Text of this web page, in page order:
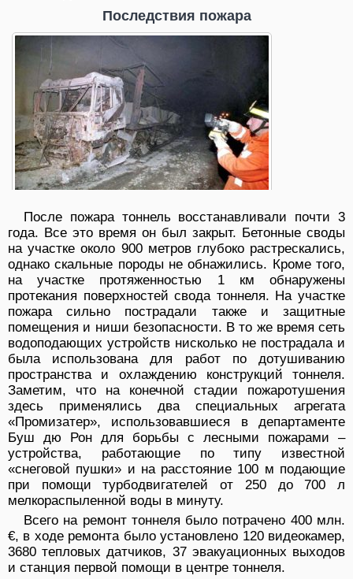
Последствия пожара
После пожара тоннель восстанавливали почти 3
года. Все это время он был закрыт. Бетонные своды
на участке около 900 метров глубоко растрескались,
однако скальные породы не обнажились. Кроме того,
на участке протяженностью 1 км обнаружены
протекания поверхностей свода тоннеля. На участке
пожара сильно пострадали также и защитные
помещения и ниши безопасности. В то же время сеть
водоподающих устройств нисколько не пострадала и
была использована для работ по дотушиванию
пространства и охлаждению конструкций тоннеля.
Заметим, что на конечной стадии пожаротушения
здесь применялись два специальных агрегата
«Промизатер», использовавшиеся в департаменте
Буш дю Рон для борьбы с лесными пожарами –
устройства, работающие по типу известной
«снеговой пушки» и на расстояние 100 м подающие
при помощи турбодвигателей от 250 до 700 л
мелкораспыленной воды в минуту.
Всего на ремонт тоннеля было потрачено 400 млн.
€, в ходе ремонта было установлено 120 видеокамер,
3680 тепловых датчиков, 37 эвакуационных выходов
и станция первой помощи в центре тоннеля.